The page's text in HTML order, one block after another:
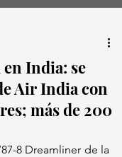
India: se
Air India con
más de 200
8 Dreamliner de la